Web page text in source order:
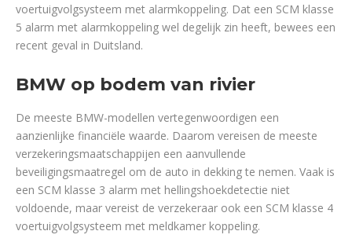
voertuigvolgsysteem met alarmkoppeling. Dat een SCM klasse
5 alarm met alarmkoppeling wel degelijk zin heeft, bewees een
recent geval in Duitsland.
BMW op bodem van rivier
De meeste BMW-modellen vertegenwoordigen een
aanzienlijke financiële waarde. Daarom vereisen de meeste
verzekeringsmaatschappijen een aanvullende
beveiligingsmaatregel om de auto in dekking te nemen. Vaak is
een SCM klasse 3 alarm met hellingshoekdetectie niet
voldoende, maar vereist de verzekeraar ook een SCM klasse 4
voertuigvolgsysteem met meldkamer koppeling.